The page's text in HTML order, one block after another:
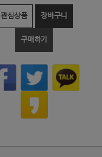
관심상품 장바구니
구매하기